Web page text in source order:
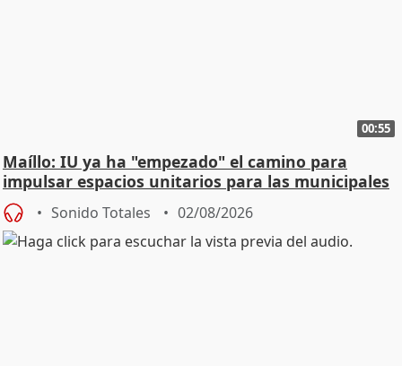
00:55
Maíllo: IU ya ha "empezado" el camino para
impulsar espacios unitarios para las municipales
Sonido Totales 02/08/2026